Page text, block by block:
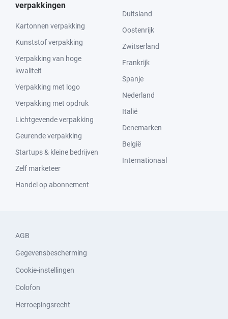
verpakkingen
Kartonnen verpakking
Kunststof verpakking
Verpakking van hoge
kwaliteit
Verpakking met logo
Verpakking met opdruk
Lichtgevende verpakking
Geurende verpakking
Startups & kleine bedrijven
Zelf marketeer
Handel op abonnement
Duitsland
Oostenrijk
Zwitserland
Frankrijk
Spanje
Nederland
Italië
Denemarken
België
Internationaal
AGB
Gegevensbescherming
Cookie-instellingen
Colofon
Herroepingsrecht